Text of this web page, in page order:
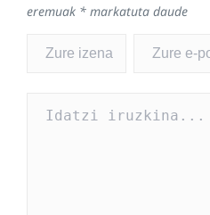
eremuak * markatuta daude